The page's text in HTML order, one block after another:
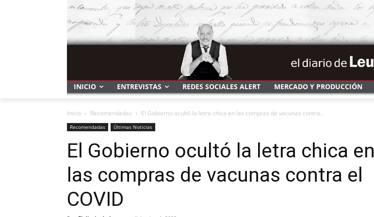
INICIO ENTREVISTAS REDES SOCIALES ALERT MERCADO Y PRODUCCIÓN
Inicio Recomendadas El Gobierno ocultó la letra chica en las compras de vacunas contra...
Recomendadas Últimas Noticias
El Gobierno ocultó la letra chica en
las compras de vacunas contra el
COVID